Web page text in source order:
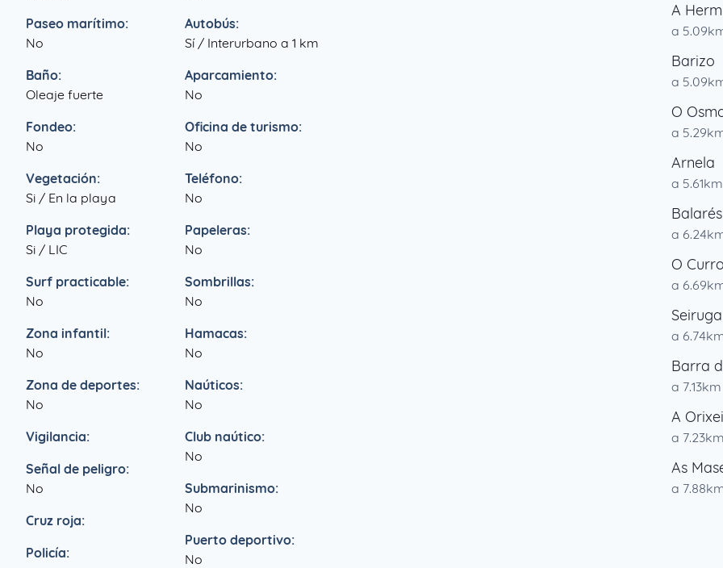
Paseo marítimo:
No
Baño:
Oleaje fuerte
Fondeo:
No
Vegetación:
Si / En la playa
Playa protegida:
Si / LIC
Surf practicable:
No
Zona infantil:
No
Zona de deportes:
No
Vigilancia:
Señal de peligro:
No
Cruz roja:
Policía:
Autobús:
Sí / Interurbano a 1 km
Aparcamiento:
No
Oficina de turismo:
No
Teléfono:
No
Papeleras:
No
Sombrillas:
No
Hamacas:
No
Naúticos:
No
Club naútico:
No
Submarinismo:
No
Puerto deportivo:
No
A
a
Barizo
a
O
a
Arnela
a 5.61km
Balarés
a
O Curro
a
a
Barra
a 7.13km
A
a 7.23km
As
a